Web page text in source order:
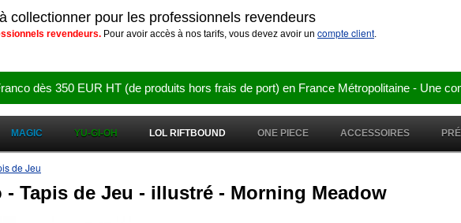
collectionner pour les professionnels revendeurs
revendeurs. Pour avoir accès à nos tarifs, vous devez avoir un compte client.
dès 350 EUR HT (de produits hors frais de port) en France Métropolitaine - Une
MAGIC YU-GI-OH LOL RIFTBOUND ONE PIECE ACCESSOIRES
de Jeu
- Tapis de Jeu - illustré - Morning Meadow